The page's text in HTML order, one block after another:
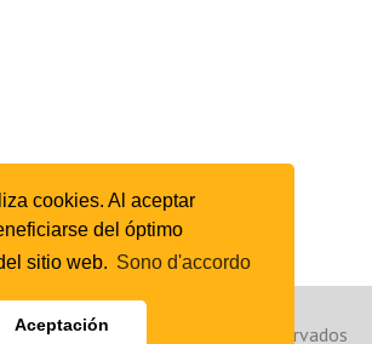
cookies. Al aceptar
del óptimo
sitio web. Sono d'accordo
Aceptaciónde Noticias de España. Reservados